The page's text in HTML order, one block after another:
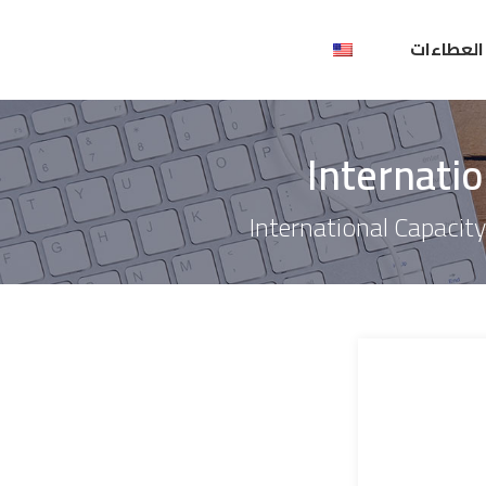
العطاءات
International